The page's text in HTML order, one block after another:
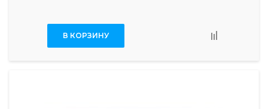
В КОРЗИНУ